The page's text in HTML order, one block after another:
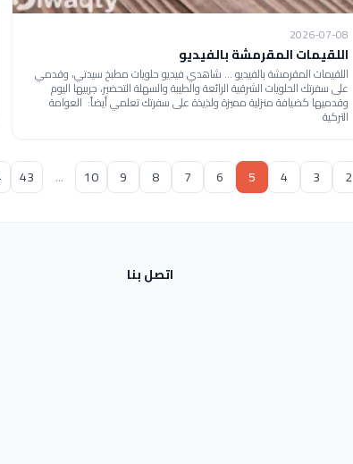
2026-07-08
اللقيمات المقرمشة بالفيديو
اللقيمات المقرمشة بالفيديو ... شاهدي فيديو حلويات مطبخ سيدتي، وقدمي
على سفرتك الحلويات الشرقية الرائعة والطيبة والسهلة التحضير، جربيها اليوم
وقدميها كضيافة منزلية مميزة ولذيذة على سفرتك تعلمي أيضاً: العوامة
التركية
2
3
4
5
6
7
8
9
10
...
43
اتصل بنا